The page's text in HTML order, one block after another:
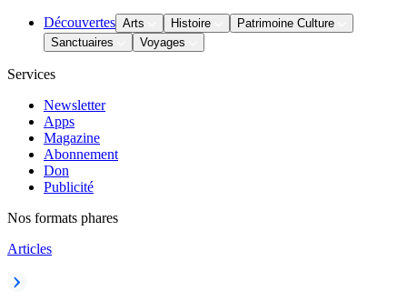
Découvertes Arts Histoire
Patrimoine Culture
Sanctuaires
Voyages
Services
Newsletter
Apps
Magazine
Abonnement
Don
Publicité
Nos formats phares
Articles